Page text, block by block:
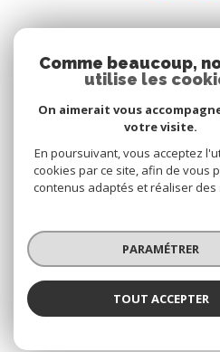
Nous
© 2026 | Tous
Nos honoraires
Nos
Comme beaucoup,
utilise les
On aimerait vous
votre visite.
En poursuivant, vous acceptez
cookies par ce site, afin de vous
contenus adaptés et réaliser des
PARAMÉTRER
TOUT ACCEPTER